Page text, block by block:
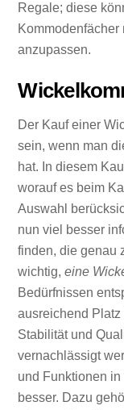
Regale; diese
anzupassen.
Der Kauf einer
sein, wenn man
hat. In diesem
worauf es beim
Auswahl
nun viel besser
finden, die genau
wichtig, eine
Bedürfnissen
ausreichend
Stabilität und
vernachlässigt
und Funktionen
besser. Dazu